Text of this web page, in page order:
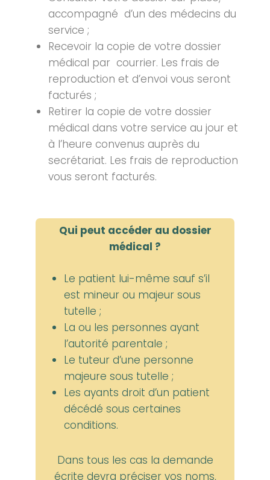
accompagné d’un des médecins du
service ;
Recevoir la copie de votre dossier
médical par courrier. Les frais de
reproduction et d’envoi vous seront
facturés ;
Retirer la copie de votre dossier
médical dans votre service au jour et
à l’heure convenus auprès du
secrétariat. Les frais de reproduction
vous seront facturés.
Qui peut accéder au dossier
médical ?
Le patient lui-même sauf s’il
est mineur ou majeur sous
tutelle ;
La ou les personnes ayant
l’autorité parentale ;
Le tuteur d’une personne
majeure sous tutelle ;
Les ayants droit d’un patient
décédé sous certaines
conditions.
Dans tous les cas la demande
écrite devra préciser vos noms,